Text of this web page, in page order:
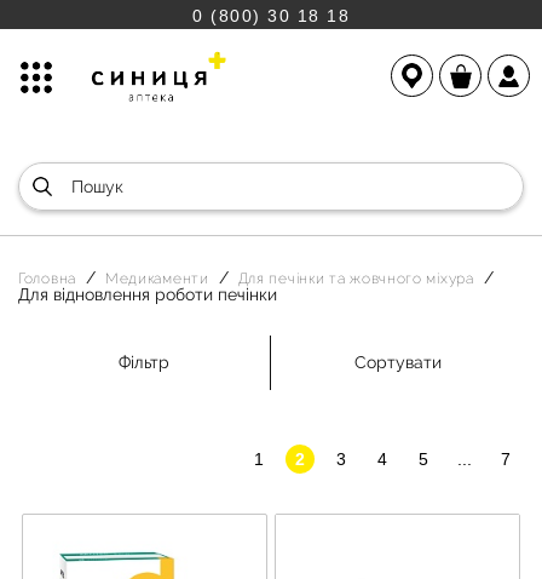
0 (800) 30 18 18
Головна Медикаменти Для печінки та жовчного міхура
Для відновлення роботи печінки
Фільтр Сортувати
1 2 3 4 5 7